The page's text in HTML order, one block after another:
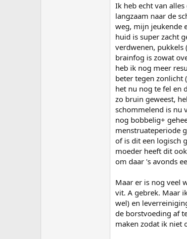
Ik heb echt van
langzaam naar de
weg, mijn jeukende
huid is super zacht
verdwenen, pukkels
brainfog is zowat
heb ik nog meer
beter tegen zonlicht
het nu nog te fel en
zo bruin geweest,
schommelend is nu
nog bobbelig+
menstruateperiode
of is dit een logisch
moeder heeft dit
om daar 's avonds
Maar er is nog veel
vit. A gebrek. Maar
wel) en
de borstvoeding af
maken zodat ik niet